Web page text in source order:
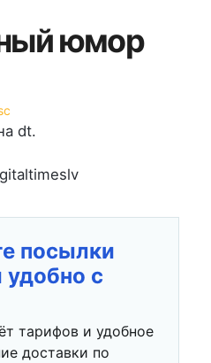
юмор
dt.
посылки
удобно с
тарифов и удобное
доставки по